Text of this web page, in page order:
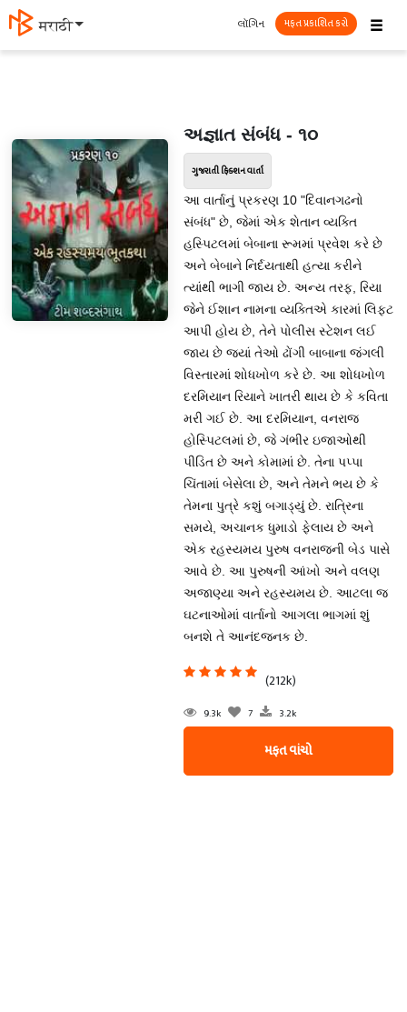
मराठी ☰
લૉગિન મફત પ્રકાશિત કરો
અજ્ઞાત સંબંધ - ૧૦
ગુજરાતી ફિક્શન વાર્તા
આ વાર્તાનું પ્રકરણ 10 "દિવાનગઢનો
સંબંધ" છે, જેમાં એક શેતાન વ્યક્તિ
હસ્પિટલમાં બેબાના રૂમમાં પ્રવેશ કરે છે
અને બેબાને નિર્દયતાથી હત્યા કરીને
ત્યાંથી ભાગી જાય છે. અન્ય તરફ, રિયા
જેને ઈશાન નામના વ્યક્તિએ કારમાં લિફ્ટ
આપી હોય છે, તેને પોલીસ સ્ટેશન લઈ
જાય છે જ્યાં તેઓ ઢોંગી બાબાના જંગલી
વિસ્તારમાં શોધખોળ કરે છે. આ શોધખોળ
દરમિયાન રિયાને ખાતરી થાય છે કે કવિતા
મરી ગઈ છે. આ દરમિયાન, વનરાજ
હોસ્પિટલમાં છે, જે ગંભીર ઇજાઓથી
પીડિત છે અને કોમામાં છે. તેના પપ્પા
ચિંતામાં બેસેલા છે, અને તેમને ભય છે કે
તેમના પુત્રે કશું બગાડ્યું છે. રાત્રિના
સમયે, અચાનક ધુમાડો ફેલાય છે અને
એક રહસ્યમય પુરુષ વનરાજની બેડ પાસે
આવે છે. આ પુરુષની આંખો અને વલણ
અજાણ્યા અને રહસ્યમય છે. આટલા જ
ઘટનાઓમાં વાર્તાનો આગલા ભાગમાં શું
બનશે તે આનંદજનક છે.
(212k)
9.3k 7 3.2k
મફત વાંચો